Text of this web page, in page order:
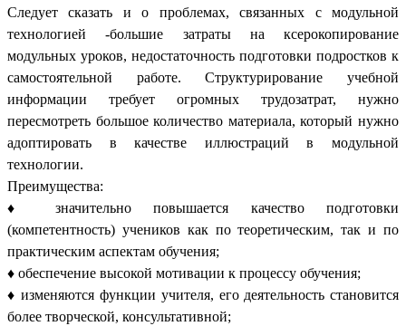
Следует сказать и о проблемах, связанных с модульной
технологией -большие затраты на ксерокопирование
модульных уроков, недостаточность подготовки подростков к
самостоятельной работе. Структурирование учебной
информации требует огромных трудозатрат, нужно
пересмотреть большое количество материала, который нужно
адоптировать в качестве иллюстраций в модульной
технологии.
Преимущества:
♦ значительно повышается качество подготовки
(компетентность) учеников как по теоретическим, так и по
практическим аспектам обучения;
♦ обеспечение высокой мотивации к процессу обучения;
♦ изменяются функции учителя, его деятельность становится
более творческой, консультативной;